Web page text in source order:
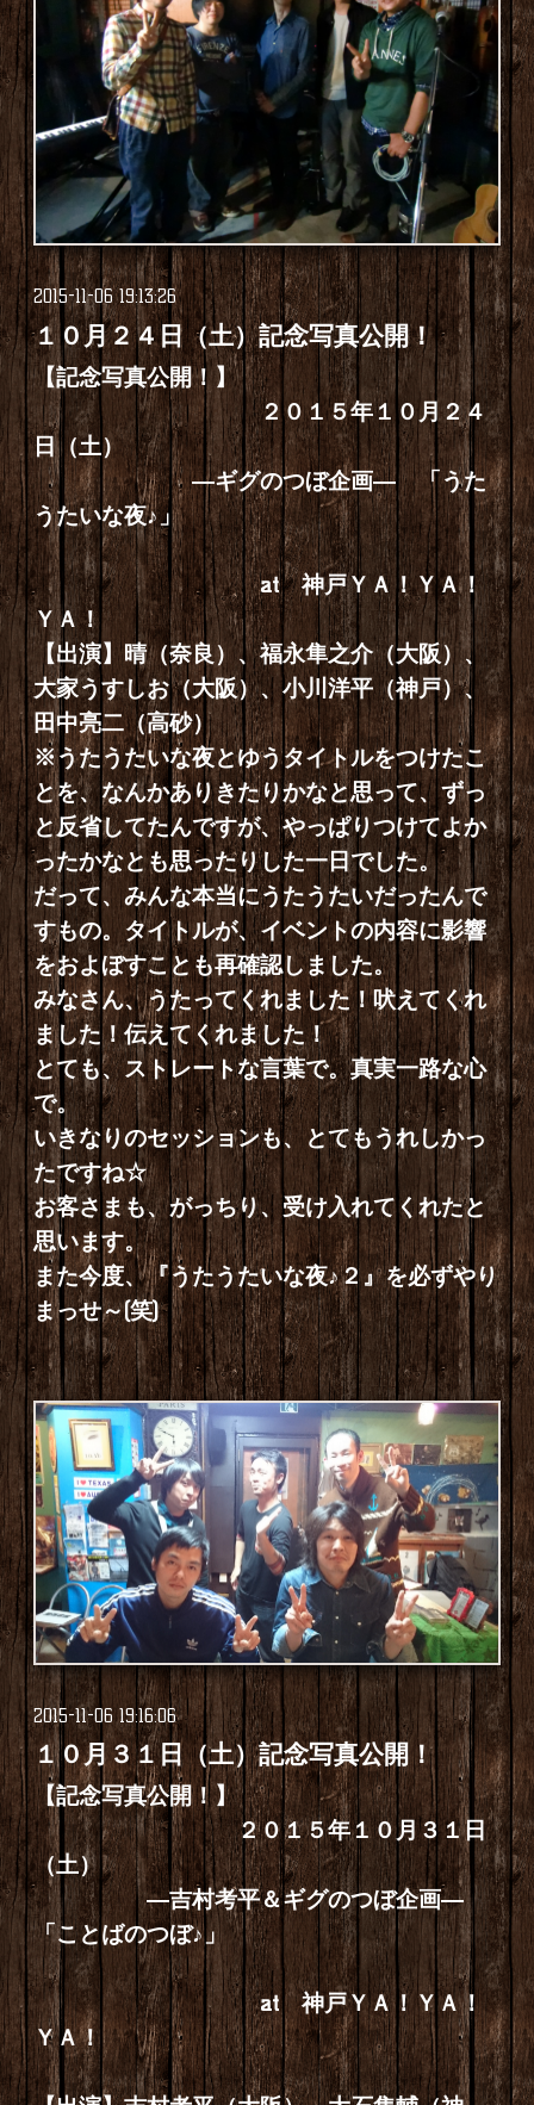
2015-11-06 19:13:26
１０月２４日（土）記念写真公開！
【記念写真公開！】
２０１５年１０月２４
日（土）
―ギグのつぼ企画― 「うた
うたいな夜♪」
at 神戸ＹＡ！ＹＡ！
ＹＡ！
【出演】晴（奈良）、福永隼之介（大阪）、
大家うすしお（大阪）、小川洋平（神戸）、
田中亮二（高砂）
※うたうたいな夜とゆうタイトルをつけたこ
とを、なんかありきたりかなと思って、ずっ
と反省してたんですが、やっぱりつけてよか
ったかなとも思ったりした一日でした。
だって、みんな本当にうたうたいだったんで
すもの。タイトルが、イベントの内容に影響
をおよぼすことも再確認しました。
みなさん、うたってくれました！吠えてくれ
ました！伝えてくれました！
とても、ストレートな言葉で。真実一路な心
で。
いきなりのセッションも、とてもうれしかっ
たですね☆
お客さまも、がっちり、受け入れてくれたと
思います。
また今度、『うたうたいな夜♪２』を必ずやり
まっせ～(笑)
2015-11-06 19:16:06
１０月３１日（土）記念写真公開！
【記念写真公開！】
２０１５年１０月３１日
（土）
―吉村考平＆ギグのつぼ企画―
「ことばのつぼ♪」
at 神戸ＹＡ！ＹＡ！
ＹＡ！